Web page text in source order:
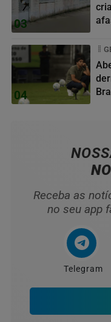
03
04
Receba as
no seu app
Telegram